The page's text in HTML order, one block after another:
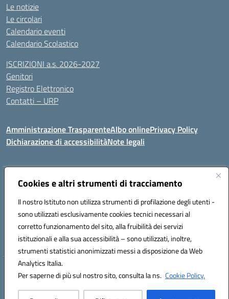
Cookies e altri strumenti di tracciamento
Il nostro Istituto non utilizza strumenti di profilazione degli utenti -
sono utilizzati esclusivamente cookies tecnici necessari al
corretto funzionamento del sito, alla fruibilità dei servizi
istituzionali e alla sua accessibilità – sono utilizzati, inoltre,
strumenti statistici anonimizzati messi a disposizione da Web
Analytics Italia.
Per saperne di più sul nostro sito, consulta la ns. Cookie Policy.
Le notizie
Le circolari
Calendario eventi
Calendario Scolastico
ISCRIZIONI a.s. 2026-2027
Genitori
Registro Elettronico
Contatti – URP
Amministrazione TrasparenteAlbo onlinePrivacy Policy
Dichiarazione di accessibilitàNote legali
Indirizzo:Via Tiziano, 50 - 60125 Ancona
Posta elettronica certificata (PEC):anic81600p@pec.istruzione.it
Codice fiscale: 93084460422
Codice meccanografico: ANIC81600P
Hosting & Powered by 3D Solution S.r.l.
Concept & Design by Designers Italia